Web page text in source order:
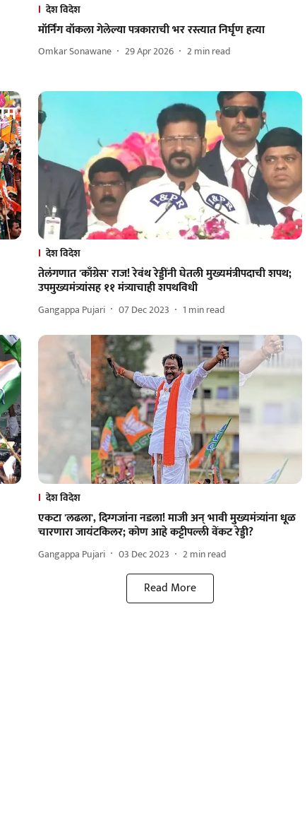
देश विदेश
मॉर्निंग वॉकला गेलेल्या पत्रकाराची भर रस्त्यात निर्घृण हत्या
Omkar Sonawane 29 Apr 2026 2min read
देश विदेश
तेलंगणात 'काँग्रेस' राज! रेवंथ रेड्डींनी घेतली मुख्यमंत्रीपदाची शपथ;
उपमुख्यमंत्र्यांसह ११ मंत्र्याचाही शपथविधी
Gangappa Pujari 07 Dec 2023 1 min read
देश विदेश
एकटा 'लढला', दिग्गजांना नडला! माजी अन् भावी मुख्यमंत्र्यांना धूळ
चारणारा जायंटकिलर; कोण आहे कट्टीपल्ली वेंकट रेड्डी?
Gangappa Pujari 03 Dec 2023 2min read
Read More